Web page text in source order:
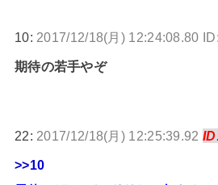
10: 2017/12/18(月) 12:24:08.80
期待の若手やぞ
22: 2017/12/18(月) 12:25:39.92
>>10